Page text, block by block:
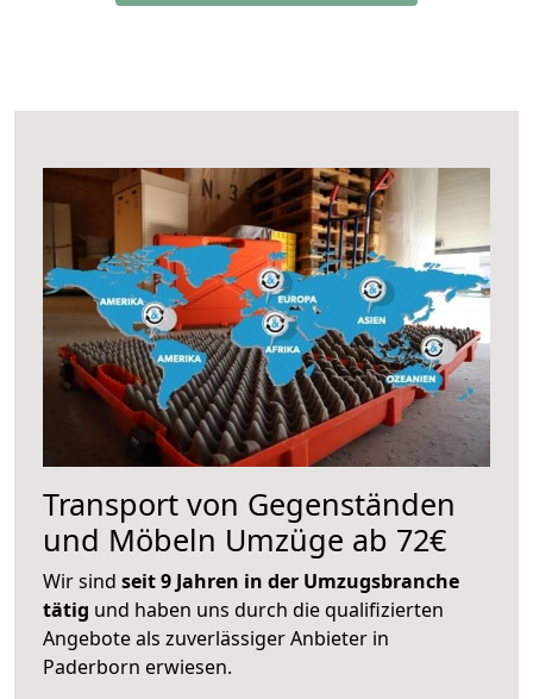
Transport von Gegenständen
und Möbeln Umzüge ab 72€
Wir sind seit 9 Jahren in der Umzugsbranche
tätig und haben uns durch die qualifizierten
Angebote als zuverlässiger Anbieter in
Paderborn erwiesen.